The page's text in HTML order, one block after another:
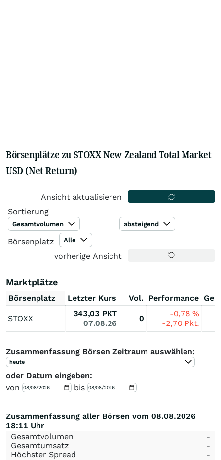
Börsenplätze zu STOXX New Zealand Total Market
USD (Net Return)
Ansicht aktualisieren
Sortierung
Gesamtvolumen absteigend
Börsenplatz Alle
vorherige Ansicht
Marktplätze
Börsenplatz Letzter Kurs Vol. Performance
STOXX
343,03 PKT
07.08.26
0
-0,78%
-2,70 Pkt.
Zusammenfassung Börsen Zeitraum auswählen:
heute
oder Datum eingeben:
von
bis
Zusammenfassung aller Börsen vom 08.08.2026
18:11 Uhr
Gesamtvolumen
-
Gesamtumsatz
-
Höchster Spread
-